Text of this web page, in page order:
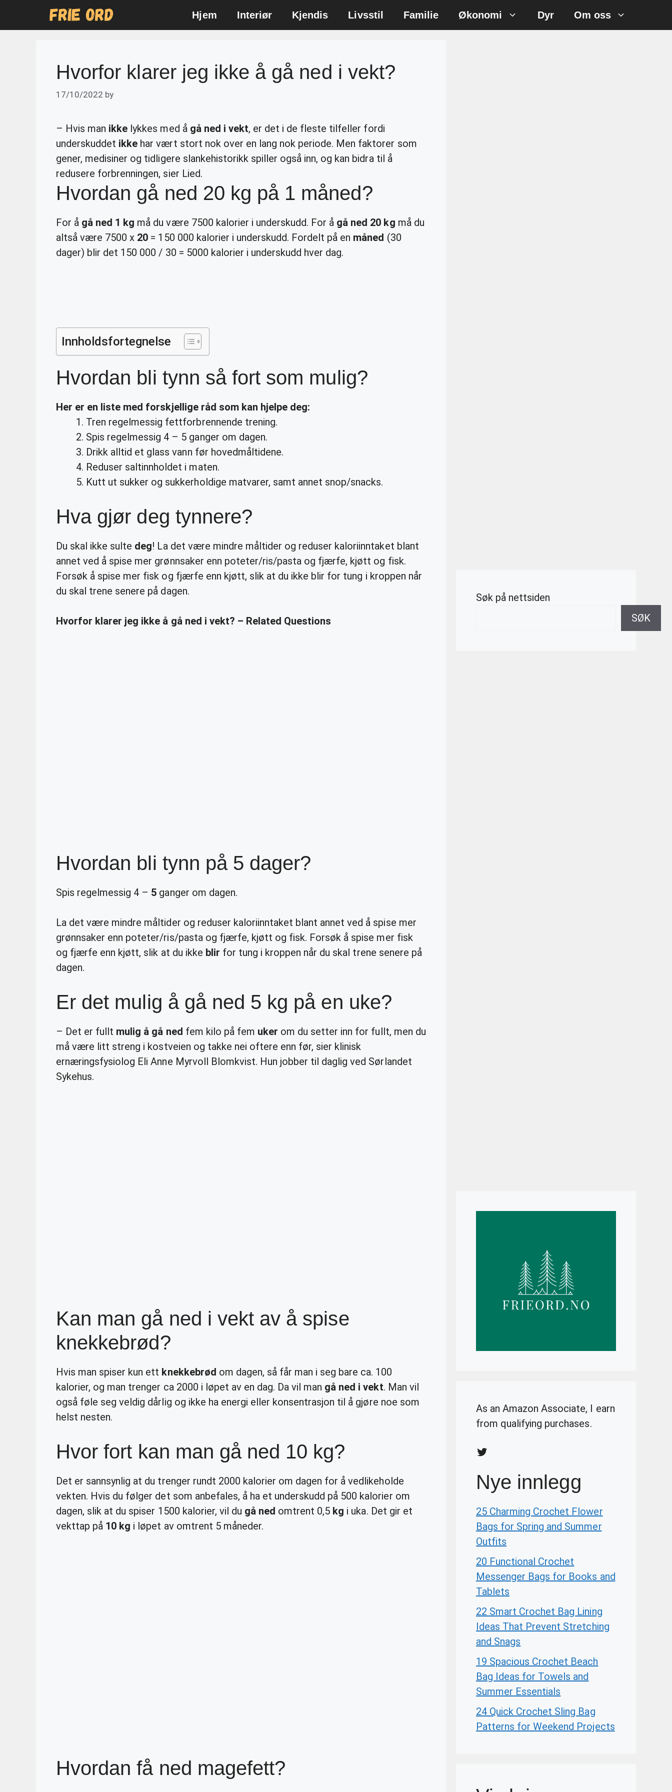
Hjem Interiør Kjendis Livsstil Familie Økonomi Dyr Om oss
Hvorfor klarer jeg ikke å gå ned i vekt?
17/10/2022 by
– Hvis man ikke lykkes med å gå ned i vekt, er det i de fleste tilfeller fordi
underskuddet ikke har vært stort nok over en lang nok periode. Men faktorer som
gener, medisiner og tidligere slankehistorikk spiller også inn, og kan bidra til å
redusere forbrenningen, sier Lied.
Hvordan gå ned 20 kg på 1 måned?
For å gå ned 1 kg må du være 7500 kalorier i underskudd. For å gå ned 20 kg må du
altså være 7500 x 20 = 150 000 kalorier i underskudd. Fordelt på en måned (30
dager) blir det 150 000 / 30 = 5000 kalorier i underskudd hver dag.
Innholdsfortegnelse
Hvordan bli tynn så fort som mulig?
Her er en liste med forskjellige råd som kan hjelpe deg:
Tren regelmessig fettforbrennende trening.
Spis regelmessig 4 – 5 ganger om dagen.
Drikk alltid et glass vann før hovedmåltidene.
Reduser saltinnholdet i maten.
Kutt ut sukker og sukkerholdige matvarer, samt annet snop/snacks.
Hva gjør deg tynnere?
Du skal ikke sulte deg! La det være mindre måltider og reduser kaloriinntaket blant
annet ved å spise mer grønnsaker enn poteter/ris/pasta og fjærfe, kjøtt og fisk.
Forsøk å spise mer fisk og fjærfe enn kjøtt, slik at du ikke blir for tung i kroppen når
du skal trene senere på dagen.
Hvorfor klarer jeg ikke å gå ned i vekt? – Related Questions
Hvordan bli tynn på 5 dager?
Spis regelmessig 4 – 5 ganger om dagen.
La det være mindre måltider og reduser kaloriinntaket blant annet ved å spise mer
grønnsaker enn poteter/ris/pasta og fjærfe, kjøtt og fisk. Forsøk å spise mer fisk
og fjærfe enn kjøtt, slik at du ikke blir for tung i kroppen når du skal trene senere på
dagen.
Er det mulig å gå ned 5 kg på en uke?
– Det er fullt mulig å gå ned fem kilo på fem uker om du setter inn for fullt, men du
må være litt streng i kostveien og takke nei oftere enn før, sier klinisk
ernæringsfysiolog Eli Anne Myrvoll Blomkvist. Hun jobber til daglig ved Sørlandet
Sykehus.
Kan man gå ned i vekt av å spise
knekkebrød?
Hvis man spiser kun ett knekkebrød om dagen, så får man i seg bare ca. 100
kalorier, og man trenger ca 2000 i løpet av en dag. Da vil man gå ned i vekt. Man vil
også føle seg veldig dårlig og ikke ha energi eller konsentrasjon til å gjøre noe som
helst nesten.
Hvor fort kan man gå ned 10 kg?
Det er sannsynlig at du trenger rundt 2000 kalorier om dagen for å vedlikeholde
vekten. Hvis du følger det som anbefales, å ha et underskudd på 500 kalorier om
dagen, slik at du spiser 1500 kalorier, vil du gå ned omtrent 0,5 kg i uka. Det gir et
vekttap på 10 kg i løpet av omtrent 5 måneder.
Hvordan få ned magefett?
Søk på nettsiden
SØK
As an Amazon Associate, I earn
from qualifying purchases.
Twitter
Nye innlegg
25 Charming Crochet Flower
Bags for Spring and Summer
Outfits
20 Functional Crochet
Messenger Bags for Books and
Tablets
22 Smart Crochet Bag Lining
Ideas That Prevent Stretching
and Snags
19 Spacious Crochet Beach
Bag Ideas for Towels and
Summer Essentials
24 Quick Crochet Sling Bag
Patterns for Weekend Projects